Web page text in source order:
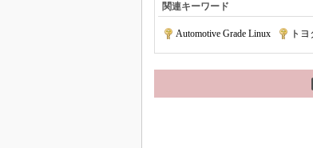
関連キーワード
Automotive Grade Linux ト